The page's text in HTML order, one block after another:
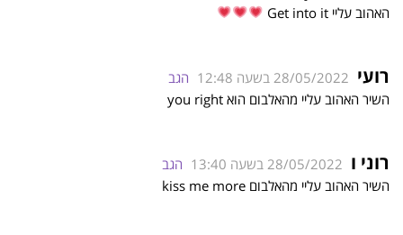
האהוב עליי Get into it
רועי 28/05/2022 בשעה 12:48
הגב
השיר האהוב עליי מהאלבום הוא you right
רוני ו 28/05/2022 בשעה 13:40
הגב
השיר האהוב עליי מהאלבום kiss me more